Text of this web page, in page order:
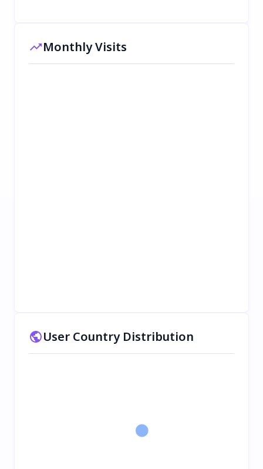
Monthly Visits
User Country Distribution